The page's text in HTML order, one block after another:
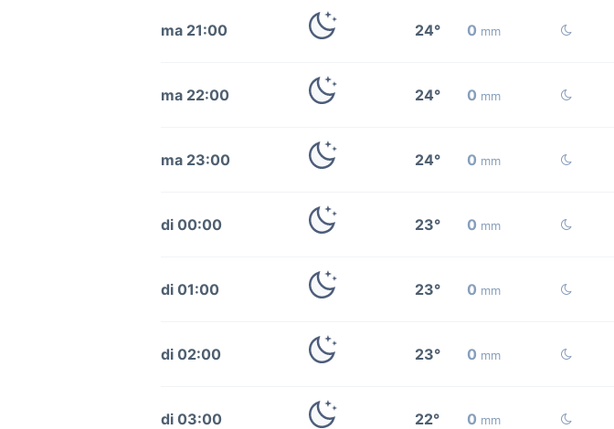
ma 21:00 24° 0 mm
ma 22:00 24° 0 mm
ma 23:00 24° 0 mm
di 00:00 23° 0 mm
di 01:00 23° 0 mm
di 02:00 23° 0 mm
di 03:00 22° 0 mm